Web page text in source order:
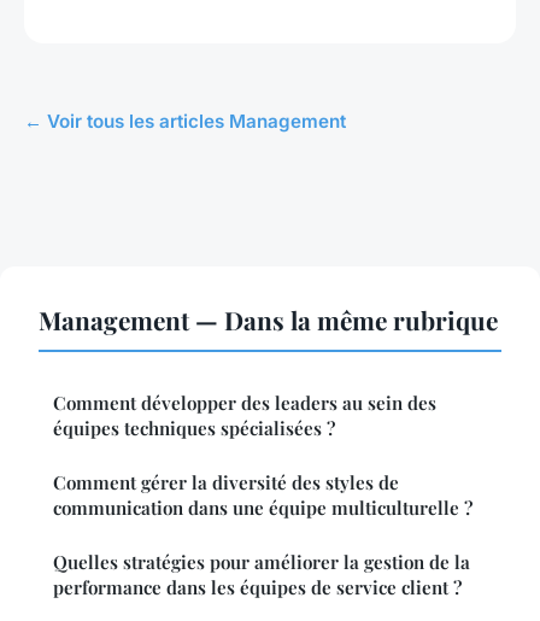
← Voir tous les articles Management
Management — Dans la même rubrique
Comment développer des leaders au sein des
équipes techniques spécialisées ?
Comment gérer la diversité des styles de
communication dans une équipe multiculturelle ?
Quelles stratégies pour améliorer la gestion de la
performance dans les équipes de service client ?